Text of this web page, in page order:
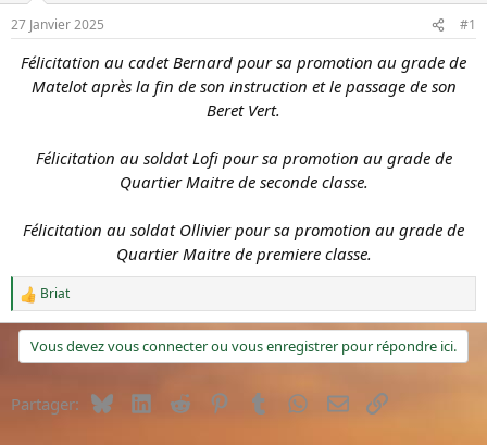
u
j
e
t
u
t
27 Janvier 2025 #1
Félicitation au cadet Bernard pour sa promotion au grade de
Matelot après la fin de son instruction et le passage de son
Beret Vert.
Félicitation au soldat Lofi pour sa promotion au grade de
Quartier Maitre de seconde classe.
Félicitation au soldat Ollivier pour sa promotion au grade de
Quartier Maitre de premiere classe.
R
é
c
i
Briat
Vous devez vous connecter ou vous enregistrer pour répondre ici.
Partager: BlueskyLinkedIn
Reddit PinterestTumblr WhatsApp
E-mailLien